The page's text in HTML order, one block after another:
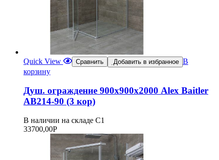
Quick View Сравнить Добавить в избранное В
корзину
Душ. ограждение 900х900х2000 Alex Baitler
АВ214-90 (3 кор)
В наличии на складе С1
33700,00Р